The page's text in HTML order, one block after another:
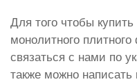
Для того чтобы
монолитного
связаться с нами по
также можно